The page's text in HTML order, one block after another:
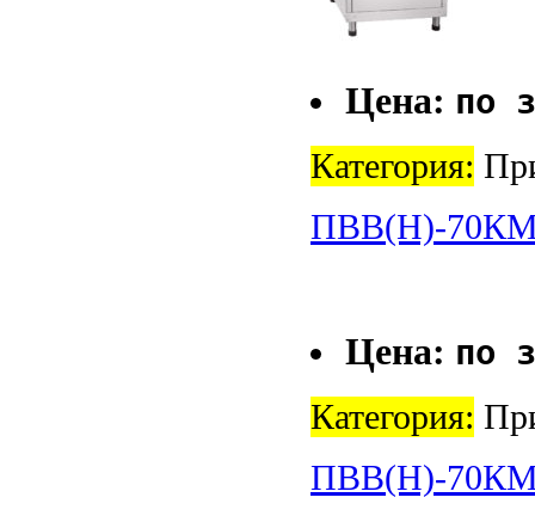
Цена: по
Категория:
ПВВ(Н)-
Цена: по
Категория:
ПВВ(Н)-